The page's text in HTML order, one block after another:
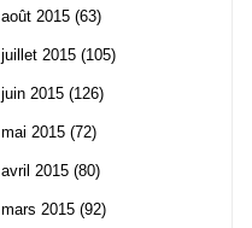
août 2015 (63)
juillet 2015 (105)
juin 2015 (126)
mai 2015 (72)
avril 2015 (80)
mars 2015 (92)